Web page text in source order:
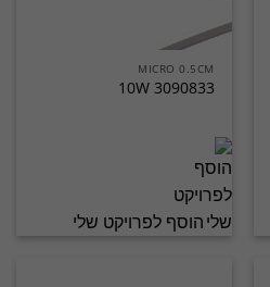
MICRO 0.5CM
3090833 10W
הוסף לפרויקט שלי